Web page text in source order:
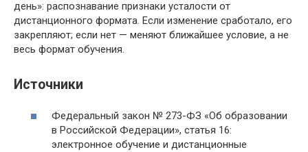
день»: распознавание признаки усталости от
дистанционного формата. Если изменение сработало, его
закрепляют; если нет — меняют ближайшее условие, а не
весь формат обучения.
Источники
Федеральный закон № 273-ФЗ «Об образовании
в Российской Федерации», статья 16:
электронное обучение и дистанционные